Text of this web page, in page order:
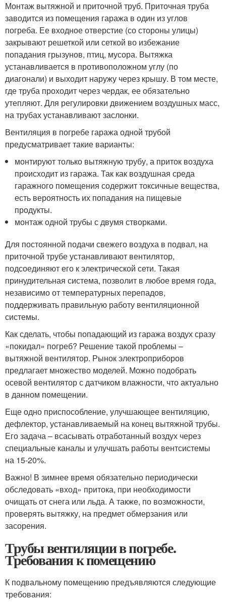
Монтаж вытяжной и приточной труб. Приточная труба
заводится из помещения гаража в один из углов
погреба. Ее входное отверстие (со стороны улицы)
закрывают решеткой или сеткой во избежание
попадания грызунов, птиц, мусора. Вытяжка
устанавливается в противоположном углу (по
диагонали) и выходит наружу через крышу. В том месте,
где труба проходит через чердак, ее обязательно
утепляют. Для регулировки движением воздушных масс,
на трубах устанавливают заслонки.
Вентиляция в погребе гаража одной трубой
предусматривает такие варианты:
монтируют только вытяжную трубу, а приток воздуха
происходит из гаража. Так как воздушная среда
гаражного помещения содержит токсичные вещества,
есть вероятность их попадания на пищевые
продукты.
монтаж одной трубы с двумя створками.
Для постоянной подачи свежего воздуха в подвал, на
приточной трубе устанавливают вентилятор,
подсоединяют его к электрической сети. Такая
принудительная система, позволит в любое время года,
независимо от температурных перепадов,
поддерживать правильную работу вентиляционной
системы.
Как сделать, чтобы попадающий из гаража воздух сразу
«покидал» погреб? Решение такой проблемы –
вытяжной вентилятор. Рынок электроприборов
предлагает множество моделей. Можно подобрать
осевой вентилятор с датчиком влажности, что актуально
в данном помещении.
Еще одно приспособление, улучшающее вентиляцию,
дефлектор, устанавливаемый на конец вытяжной трубы.
Его задача – всасывать отработанный воздух через
специальные каналы и улучшать работы вентсистемы
на 15-20%.
Важно! В зимнее время обязательно периодически
обследовать «вход» притока, при необходимости
очищать от снега или льда. А также, по возможности,
проверять вытяжку, на предмет обмерзания или
засорения.
Трубы вентиляции в погребе.
Требования к помещению
К подвальному помещению предъявляются следующие
требования: